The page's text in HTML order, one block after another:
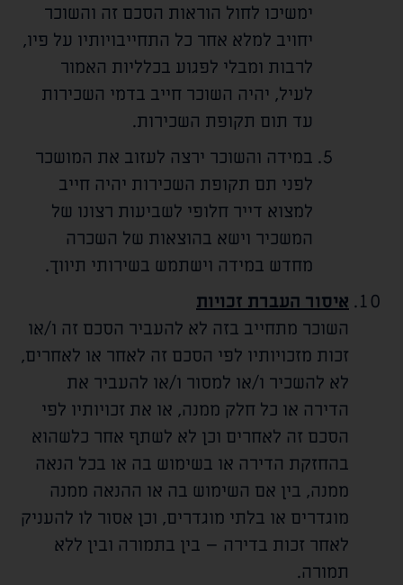
ימשיכו לחול הוראות הסכם זה והשוכר
יחויב למלא אחר כל התחייבויותיו על פיו,
לרבות ומבלי לפגוע בכלליות האמור
לעיל, יהיה השוכר חייב בדמי השכירות
עד תום תקופת השכירות.
במידה והשוכר ירצה לעזוב את המושכר
לפני תם תקופת השכירות יהיה חייב
למצוא דייר חלופי לשביעות רצונו של
המשכיר וישא בהוצאות של השכרה
מחדש במידה וישתמש בשירותי תיווך.
איסור העברת זכויות
השוכר מתחייב בזה לא להעביר הסכם זה ו/או
זכות מזכויותיו לפי הסכם זה לאחר או לאחרים,
לא להשכיר ו/או למסור ו/או להעביר את
הדירה או כל חלק ממנה, או את זכויותיו לפי
הסכם זה לאחרים וכן לא לשתף אחר כלשהוא
בהחזקת הדירה או בשימוש בה או בכל הנאה
ממנה, בין אם השימוש בה או ההנאה ממנה
מוגדרים או בלתי מוגדרים, וכן אסור לו להעניק
לאחר זכות בדירה – בין בתמורה ובין ללא
תמורה.